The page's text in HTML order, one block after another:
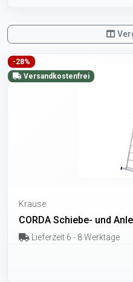
-28%
Versandkostenfrei
Krause
CORDA Schiebe- und
Lieferzeit 6 - 8 Werktage